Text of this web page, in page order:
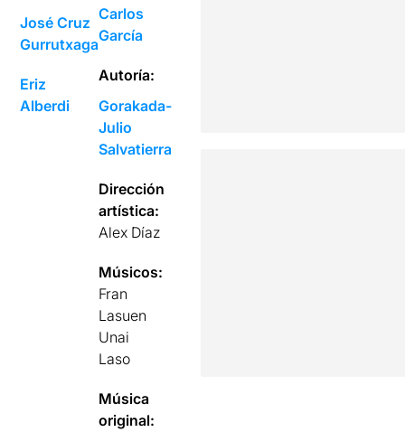
José Cruz
Gurrutxaga
Eriz
Alberdi
Carlos
García
Autoría:
Gorakada-
Julio
Salvatierra
Dirección
artística:
Alex Díaz
Músicos:
Fran
Lasuen
Unai
Laso
Música
original: